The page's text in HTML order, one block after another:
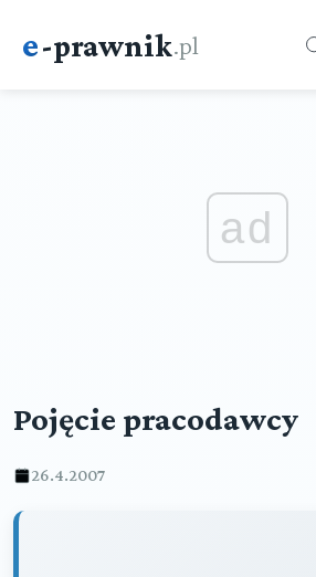
e-prawnik.pl
ad
Pojęcie pracodawcy
26.4.2007